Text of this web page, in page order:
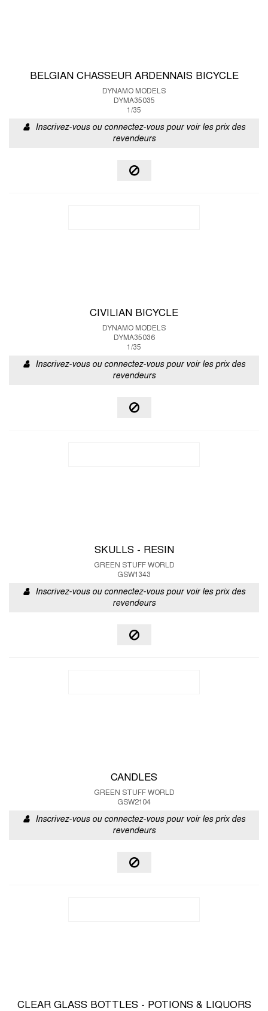
BELGIAN CHASSEUR ARDENNAIS BICYCLE
DYNAMO MODELS
DYMA35035
1/35
Inscrivez-vous ou connectez-vous pour voir les prix des
revendeurs
CIVILIAN BICYCLE
DYNAMO MODELS
DYMA35036
1/35
Inscrivez-vous ou connectez-vous pour voir les prix des
revendeurs
SKULLS - RESIN
GREEN STUFF WORLD
GSW1343
Inscrivez-vous ou connectez-vous pour voir les prix des
revendeurs
CANDLES
GREEN STUFF WORLD
GSW2104
Inscrivez-vous ou connectez-vous pour voir les prix des
revendeurs
CLEAR GLASS BOTTLES - POTIONS & LIQUORS